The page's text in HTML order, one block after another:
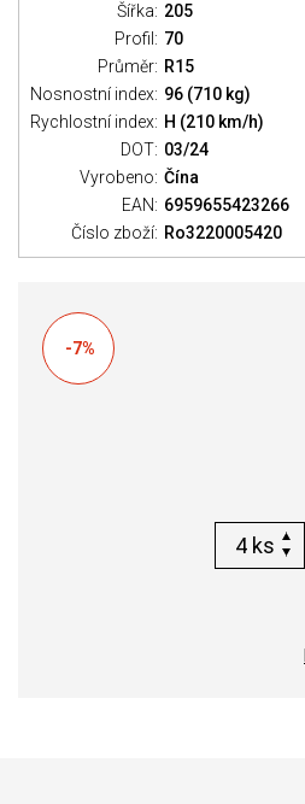
Šířka: 205
Profil: 70
Průměr: R15
Nosnostní index: 96 (710 kg)
Rychlostní index: H (210 km/h)
DOT: 03/24
Vyrobeno: Čína
EAN: 6959655423266
Číslo zboží: Ro3220005420
-7%
ks